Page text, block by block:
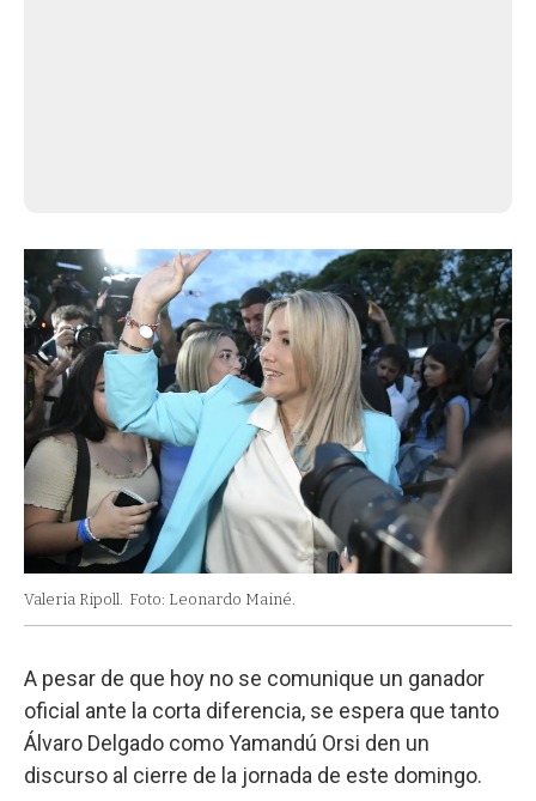
Valeria Ripoll. Foto: Leonardo Mainé.
A pesar de que hoy no se comunique un ganador
oficial ante la corta diferencia, se espera que tanto
Álvaro Delgado como Yamandú Orsi den un
discurso al cierre de la jornada de este domingo.